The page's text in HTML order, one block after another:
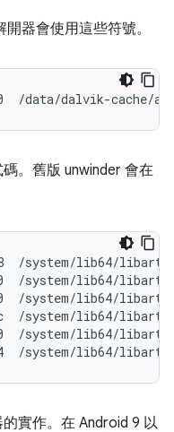
器會使用這些符號。
。舊版 unwinder 會在
/system/lib64/
/system/lib64/
/system/lib64/
/system/lib64/
/system/lib64/
實作。在 Android 9 以